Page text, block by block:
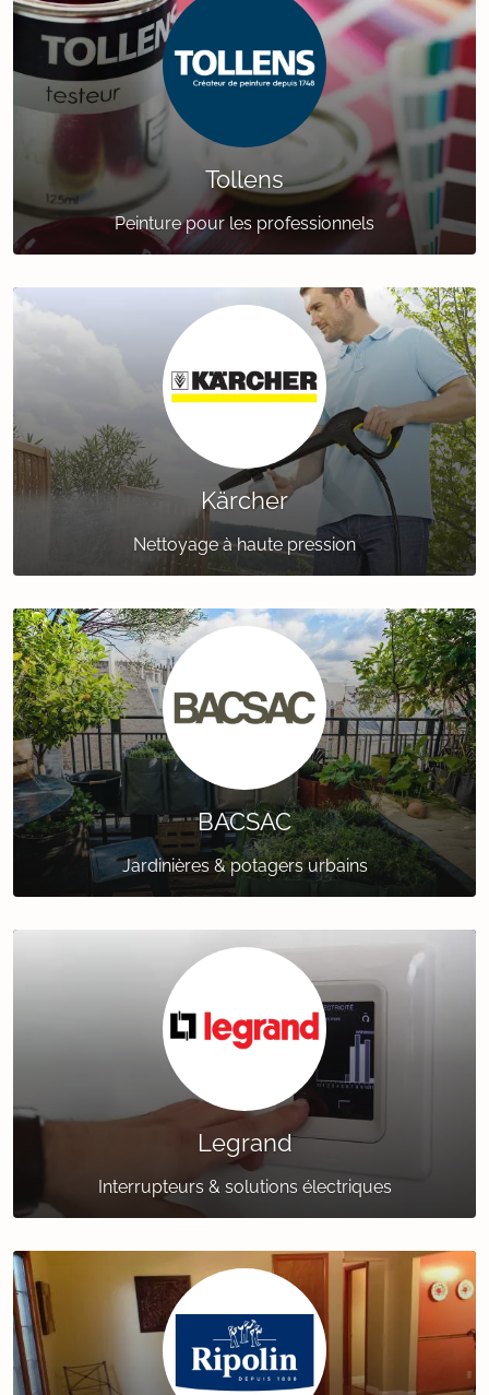
Tollens
Peinture pour les professionnels
Kärcher
Nettoyage à haute pression
BACSAC
Jardinières & potagers urbains
Legrand
Interrupteurs & solutions électriques